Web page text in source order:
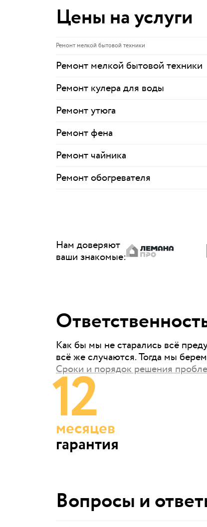
Цены на услуги
Ремонт мелкой бытовой техники
Ремонт мелкой бытовой техники
Ремонт кулера для воды
Ремонт утюга
Ремонт фена
Ремонт чайника
Ремонт обогревателя
Нам доверяют
ваши знакомые:
Как бы мы не старались всё
всё же случаются. Тогда мы
Сроки и порядок решения
12
месяцев
гарантия
Вопросы и